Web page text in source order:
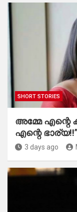
SHORT STORIES
അമ്മേ
എന്റെ
3 days ago